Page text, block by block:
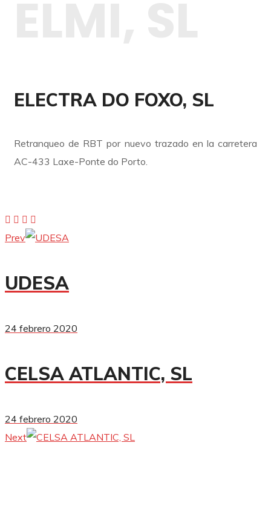
ELECTRA DO FOXO, SL
Retranqueo de RBT por nuevo trazado en la carretera
AC-433 Laxe-Ponte do Porto.
Prev
UDESA
24 febrero 2020
CELSA ATLANTIC, SL
24 febrero 2020
Next